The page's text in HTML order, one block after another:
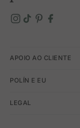
APOIO AO CLIENTE
POLÍN E EU
LEGAL